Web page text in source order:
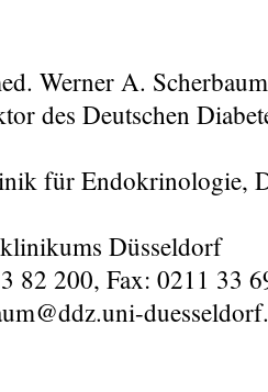
Werner A. Scherbaum
des Deutschen
für Endokrinologie,
Düsseldorf
82 200, Fax: 0211 33